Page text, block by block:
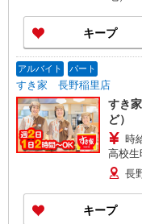
キープ
アルバイト パート
すき家 長野稲里店
すき
ど）
時
高校
＋150
長
キープ